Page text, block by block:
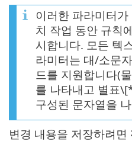
이러한 파라미터
치 작업 동안 규칙
시합니다. 모든 텍
라미터는 대/소문
드를 지원합니다(
를 나타내고 별표
구성된 문자열을
변경 내용을 저장하려면